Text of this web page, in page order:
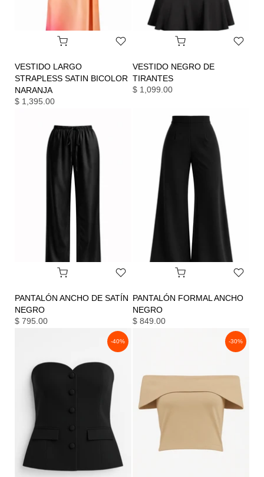
VESTIDO LARGO
STRAPLESS SATIN BICOLOR
NARANJA
$ 1,395.00
VESTIDO NEGRO DE
TIRANTES
$ 1,099.00
PANTALÓN ANCHO DE SATÍN
NEGRO
$ 795.00
PANTALÓN FORMAL ANCHO
NEGRO
$ 849.00
-40% -30%